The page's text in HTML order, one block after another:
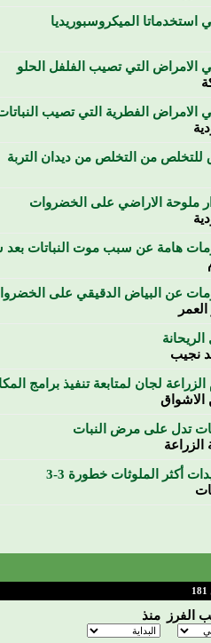
استخدماتا الميكروسبوريديا
الامراض التي تصيب الفلفل الحلو
الامراض الفطرية التي تصيب
من التخلص من ديدان التربة
ملوحة الاراضي على الخضروات
هامة عن سبب موت النباتات بعد
عن البياض الدقيقي على
نجيب
الزراعة لجان لمتابعة تنفيذ برامج
الاشواق
تدل على مرض النبات
الزراعة
أكثر الملوثات خطورة 3-3
الفرز منذ